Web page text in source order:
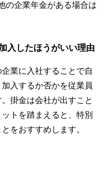
の企業年金がある場合は
入したほうがいい理由
業に入社することで自
入するか否かを従業員
掛金は会社が出すこと
トを踏まえると、特別
をおすすめします。